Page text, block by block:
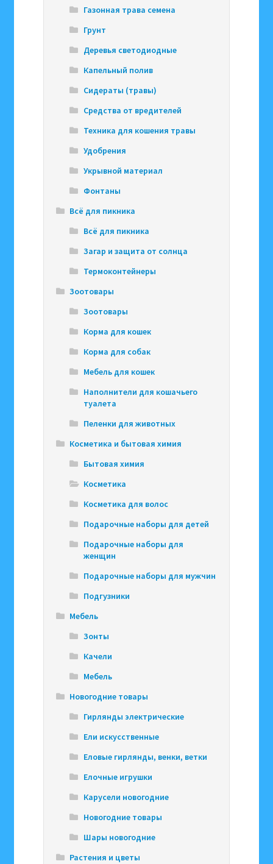
Газонная трава семена
Грунт
Деревья светодиодные
Капельный полив
Сидераты (травы)
Средства от вредителей
Техника для кошения травы
Удобрения
Укрывной материал
Фонтаны
Всё для пикника
Всё для пикника
Загар и защита от солнца
Термоконтейнеры
Зоотовары
Зоотовары
Корма для кошек
Корма для собак
Мебель для кошек
Наполнители для кошачьего
туалета
Пеленки для животных
Косметика и бытовая химия
Бытовая химия
Косметика
Косметика для волос
Подарочные наборы для детей
Подарочные наборы для
женщин
Подарочные наборы для мужчин
Подгузники
Мебель
Зонты
Качели
Мебель
Новогодние товары
Гирлянды электрические
Ели искусственные
Еловые гирлянды, венки, ветки
Елочные игрушки
Карусели новогодние
Новогодние товары
Шары новогодние
Растения и цветы